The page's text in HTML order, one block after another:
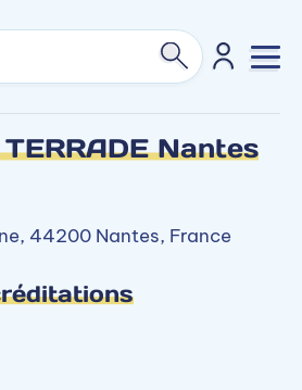
Nantes
44200 Nantes, France